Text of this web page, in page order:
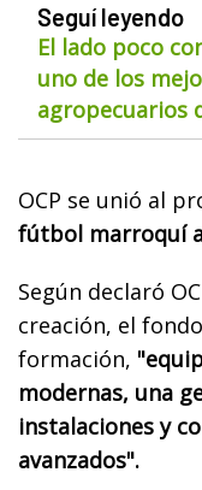
Seguí leyendo
El lado poco
uno de los
agropecuarios
OCP se unió al
fútbol marroquí
Según declaró
creación, el
formación,
modernas, una
instalaciones y
avanzados".